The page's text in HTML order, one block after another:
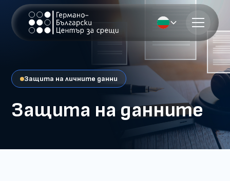
Защита на личните данни
Защита на данните